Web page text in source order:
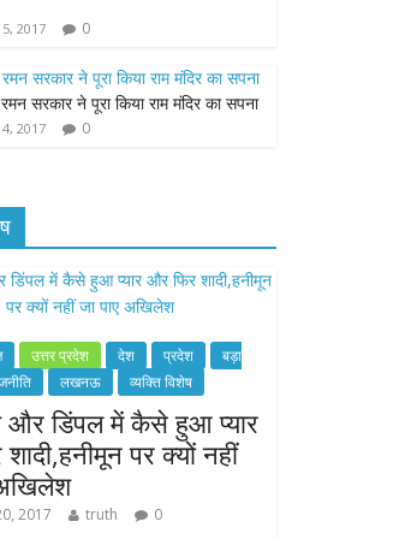
2017 0
सरकार ने पूरा किया राम मंदिर का सपना
2017 0
उत्तर प्रदेश देश प्रदेश
बड़ा
लखनऊ व्यक्ति विशेष
डिंपल में कैसे हुआ प्यार
पर क्यों नहीं
2017 truth 0